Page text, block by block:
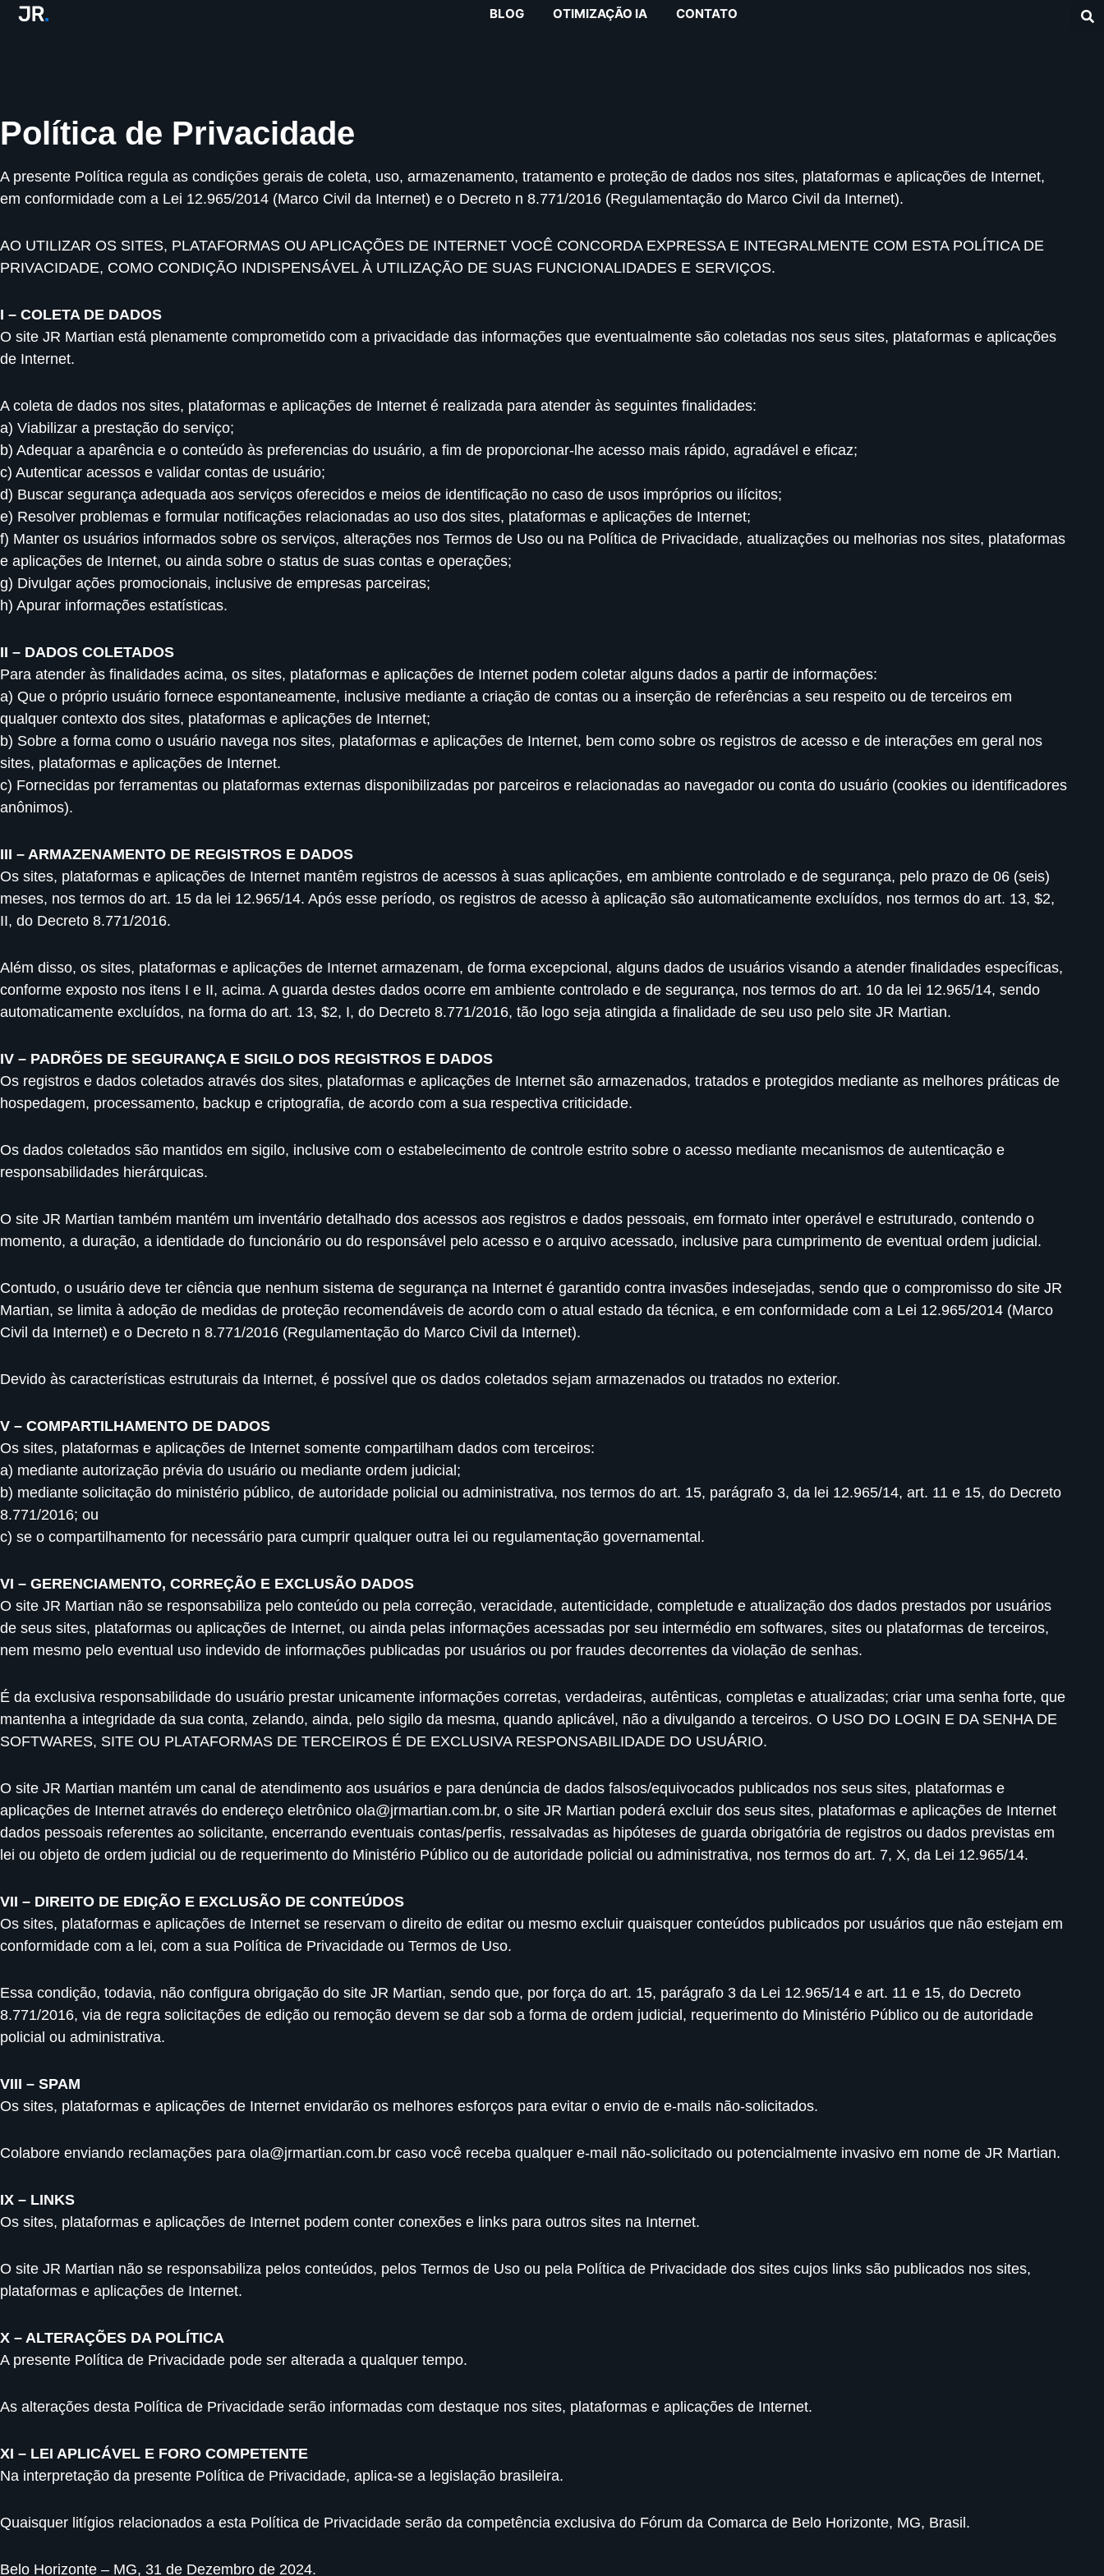
BLOG OTIMIZAÇÃO IA CONTATO
Política de Privacidade
A presente Política regula as condições gerais de coleta, uso, armazenamento, tratamento e proteção de dados nos sites, plataformas e aplicações de Internet,
em conformidade com a Lei 12.965/2014 (Marco Civil da Internet) e o Decreto n 8.771/2016 (Regulamentação do Marco Civil da Internet).
AO UTILIZAR OS SITES, PLATAFORMAS OU APLICAÇÕES DE INTERNET VOCÊ CONCORDA EXPRESSA E INTEGRALMENTE COM ESTA POLÍTICA DE
PRIVACIDADE, COMO CONDIÇÃO INDISPENSÁVEL À UTILIZAÇÃO DE SUAS FUNCIONALIDADES E SERVIÇOS.
I – COLETA DE DADOS
O site JR Martian está plenamente comprometido com a privacidade das informações que eventualmente são coletadas nos seus sites, plataformas e aplicações
de Internet.
A coleta de dados nos sites, plataformas e aplicações de Internet é realizada para atender às seguintes finalidades:
a) Viabilizar a prestação do serviço;
b) Adequar a aparência e o conteúdo às preferencias do usuário, a fim de proporcionar-lhe acesso mais rápido, agradável e eficaz;
c) Autenticar acessos e validar contas de usuário;
d) Buscar segurança adequada aos serviços oferecidos e meios de identificação no caso de usos impróprios ou ilícitos;
e) Resolver problemas e formular notificações relacionadas ao uso dos sites, plataformas e aplicações de Internet;
f) Manter os usuários informados sobre os serviços, alterações nos Termos de Uso ou na Política de Privacidade, atualizações ou melhorias nos sites, plataformas
e aplicações de Internet, ou ainda sobre o status de suas contas e operações;
g) Divulgar ações promocionais, inclusive de empresas parceiras;
h) Apurar informações estatísticas.
II – DADOS COLETADOS
Para atender às finalidades acima, os sites, plataformas e aplicações de Internet podem coletar alguns dados a partir de informações:
a) Que o próprio usuário fornece espontaneamente, inclusive mediante a criação de contas ou a inserção de referências a seu respeito ou de terceiros em
qualquer contexto dos sites, plataformas e aplicações de Internet;
b) Sobre a forma como o usuário navega nos sites, plataformas e aplicações de Internet, bem como sobre os registros de acesso e de interações em geral nos
sites, plataformas e aplicações de Internet.
c) Fornecidas por ferramentas ou plataformas externas disponibilizadas por parceiros e relacionadas ao navegador ou conta do usuário (cookies ou identificadores
anônimos).
III – ARMAZENAMENTO DE REGISTROS E DADOS
Os sites, plataformas e aplicações de Internet mantêm registros de acessos à suas aplicações, em ambiente controlado e de segurança, pelo prazo de 06 (seis)
meses, nos termos do art. 15 da lei 12.965/14. Após esse período, os registros de acesso à aplicação são automaticamente excluídos, nos termos do art. 13, $2,
II, do Decreto 8.771/2016.
Além disso, os sites, plataformas e aplicações de Internet armazenam, de forma excepcional, alguns dados de usuários visando a atender finalidades específicas,
conforme exposto nos itens I e II, acima. A guarda destes dados ocorre em ambiente controlado e de segurança, nos termos do art. 10 da lei 12.965/14, sendo
automaticamente excluídos, na forma do art. 13, $2, I, do Decreto 8.771/2016, tão logo seja atingida a finalidade de seu uso pelo site JR Martian.
IV – PADRÕES DE SEGURANÇA E SIGILO DOS REGISTROS E DADOS
Os registros e dados coletados através dos sites, plataformas e aplicações de Internet são armazenados, tratados e protegidos mediante as melhores práticas de
hospedagem, processamento, backup e criptografia, de acordo com a sua respectiva criticidade.
Os dados coletados são mantidos em sigilo, inclusive com o estabelecimento de controle estrito sobre o acesso mediante mecanismos de autenticação e
responsabilidades hierárquicas.
O site JR Martian também mantém um inventário detalhado dos acessos aos registros e dados pessoais, em formato inter operável e estruturado, contendo o
momento, a duração, a identidade do funcionário ou do responsável pelo acesso e o arquivo acessado, inclusive para cumprimento de eventual ordem judicial.
Contudo, o usuário deve ter ciência que nenhum sistema de segurança na Internet é garantido contra invasões indesejadas, sendo que o compromisso do site JR
Martian, se limita à adoção de medidas de proteção recomendáveis de acordo com o atual estado da técnica, e em conformidade com a Lei 12.965/2014 (Marco
Civil da Internet) e o Decreto n 8.771/2016 (Regulamentação do Marco Civil da Internet).
Devido às características estruturais da Internet, é possível que os dados coletados sejam armazenados ou tratados no exterior.
V – COMPARTILHAMENTO DE DADOS
Os sites, plataformas e aplicações de Internet somente compartilham dados com terceiros:
a) mediante autorização prévia do usuário ou mediante ordem judicial;
b) mediante solicitação do ministério público, de autoridade policial ou administrativa, nos termos do art. 15, parágrafo 3, da lei 12.965/14, art. 11 e 15, do Decreto
8.771/2016; ou
c) se o compartilhamento for necessário para cumprir qualquer outra lei ou regulamentação governamental.
VI – GERENCIAMENTO, CORREÇÃO E EXCLUSÃO DADOS
O site JR Martian não se responsabiliza pelo conteúdo ou pela correção, veracidade, autenticidade, completude e atualização dos dados prestados por usuários
de seus sites, plataformas ou aplicações de Internet, ou ainda pelas informações acessadas por seu intermédio em softwares, sites ou plataformas de terceiros,
nem mesmo pelo eventual uso indevido de informações publicadas por usuários ou por fraudes decorrentes da violação de senhas.
É da exclusiva responsabilidade do usuário prestar unicamente informações corretas, verdadeiras, autênticas, completas e atualizadas; criar uma senha forte, que
mantenha a integridade da sua conta, zelando, ainda, pelo sigilo da mesma, quando aplicável, não a divulgando a terceiros. O USO DO LOGIN E DA SENHA DE
SOFTWARES, SITE OU PLATAFORMAS DE TERCEIROS É DE EXCLUSIVA RESPONSABILIDADE DO USUÁRIO.
O site JR Martian mantém um canal de atendimento aos usuários e para denúncia de dados falsos/equivocados publicados nos seus sites, plataformas e
aplicações de Internet através do endereço eletrônico ola@jrmartian.com.br, o site JR Martian poderá excluir dos seus sites, plataformas e aplicações de Internet
dados pessoais referentes ao solicitante, encerrando eventuais contas/perfis, ressalvadas as hipóteses de guarda obrigatória de registros ou dados previstas em
lei ou objeto de ordem judicial ou de requerimento do Ministério Público ou de autoridade policial ou administrativa, nos termos do art. 7, X, da Lei 12.965/14.
VII – DIREITO DE EDIÇÃO E EXCLUSÃO DE CONTEÚDOS
Os sites, plataformas e aplicações de Internet se reservam o direito de editar ou mesmo excluir quaisquer conteúdos publicados por usuários que não estejam em
conformidade com a lei, com a sua Política de Privacidade ou Termos de Uso.
Essa condição, todavia, não configura obrigação do site JR Martian, sendo que, por força do art. 15, parágrafo 3 da Lei 12.965/14 e art. 11 e 15, do Decreto
8.771/2016, via de regra solicitações de edição ou remoção devem se dar sob a forma de ordem judicial, requerimento do Ministério Público ou de autoridade
policial ou administrativa.
VIII – SPAM
Os sites, plataformas e aplicações de Internet envidarão os melhores esforços para evitar o envio de e-mails não-solicitados.
Colabore enviando reclamações para ola@jrmartian.com.br caso você receba qualquer e-mail não-solicitado ou potencialmente invasivo em nome de JR Martian.
IX – LINKS
Os sites, plataformas e aplicações de Internet podem conter conexões e links para outros sites na Internet.
O site JR Martian não se responsabiliza pelos conteúdos, pelos Termos de Uso ou pela Política de Privacidade dos sites cujos links são publicados nos sites,
plataformas e aplicações de Internet.
X – ALTERAÇÕES DA POLÍTICA
A presente Política de Privacidade pode ser alterada a qualquer tempo.
As alterações desta Política de Privacidade serão informadas com destaque nos sites, plataformas e aplicações de Internet.
XI – LEI APLICÁVEL E FORO COMPETENTE
Na interpretação da presente Política de Privacidade, aplica-se a legislação brasileira.
Quaisquer litígios relacionados a esta Política de Privacidade serão da competência exclusiva do Fórum da Comarca de Belo Horizonte, MG, Brasil.
Belo Horizonte – MG, 31 de Dezembro de 2024.